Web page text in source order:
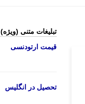
تبلیغات متنی (ویژه)
قیمت ارتودنسی
تحصیل در انگلیس